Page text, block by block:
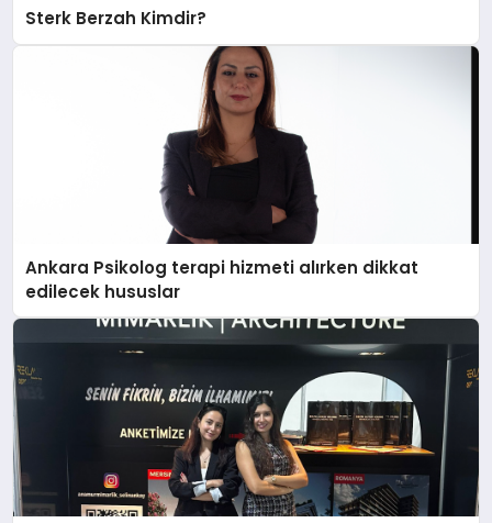
Sterk Berzah Kimdir?
Ankara Psikolog terapi hizmeti alırken dikkat
edilecek hususlar